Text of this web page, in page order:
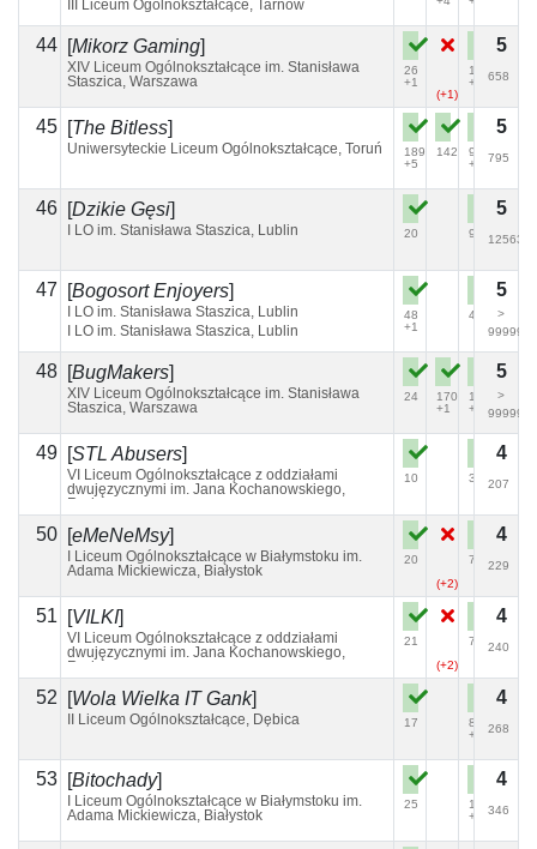
III Liceum Ogólnokształcące, Tarnów
44 [Mikorz Gaming]
XIV Liceum Ogólnokształcące im. Stanisława
Staszica, Warszawa
26
+1
(+1)
104
+1
5
658
45 [The Bitless]
Uniwersyteckie Liceum Ogólnokształcące, Toruń
189
+5
142
91
+2
5
795
46 [Dzikie Gęsi]
I LO im. Stanisława Staszica, Lublin 20 99
5
12563
47 [Bogosort Enjoyers]
I LO im. Stanisława Staszica, Lublin
I LO im. Stanisława Staszica, Lublin
48
+1
48
5
>
99999
48 [BugMakers]
XIV Liceum Ogólnokształcące im. Stanisława
Staszica, Warszawa
24
170
+1
156
+3
5
>
99999
49 [STL Abusers]
VI Liceum Ogólnokształcące z oddziałami
dwujęzycznymi im. Jana Kochanowskiego,
Radom
10 39
4
207
50 [eMeNeMsy]
I Liceum Ogólnokształcące w Białymstoku im.
Adama Mickiewicza, Białystok
20
(+2)
76
4
229
51 [VILKI]
VI Liceum Ogólnokształcące z oddziałami
dwujęzycznymi im. Jana Kochanowskiego,
Radom
21
(+2)
71
4
240
52 [Wola Wielka IT Gank]
II Liceum Ogólnokształcące, Dębica 17
82
+1
4
268
53 [Bitochady]
I Liceum Ogólnokształcące w Białymstoku im.
Adama Mickiewicza, Białystok
25
109
+3
4
346